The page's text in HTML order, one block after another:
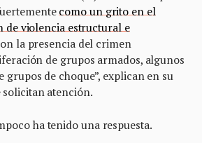
como un grito en el
de violencia estructural e
la presencia del crimen
de grupos armados, algunos
grupos de choque”, explican en su
atención.
ha tenido una respuesta.